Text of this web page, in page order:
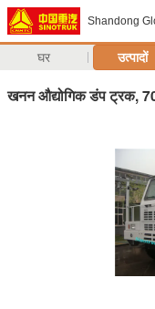
Shandong
घर उत्पादों
खनन औद्योगिक डंप ट्रक,